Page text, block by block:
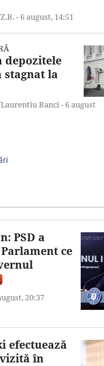
-6 august, 14:51
depozitele
stagnat la
Banci -6 august
PSD a
ce
20:37
efectuează
în